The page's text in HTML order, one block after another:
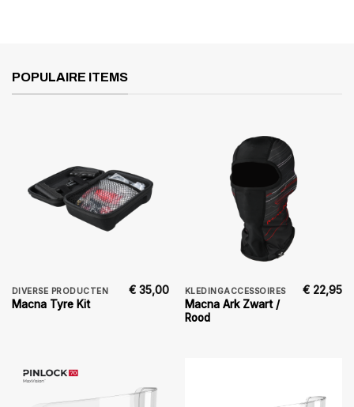
POPULAIRE ITEMS
DIVERSE PRODUCTEN
Macna Tyre Kit
€ 35,00 KLEDINGACCESSOIRES
Macna Ark Zwart /
Rood
€ 22,95